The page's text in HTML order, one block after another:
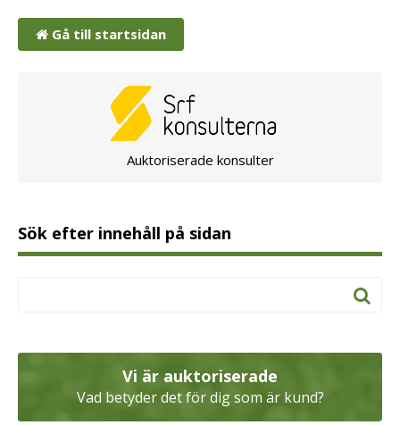
Gå till startsidan
Auktoriserade konsulter
Sök efter innehåll på sidan
Vi är auktoriserade
Vad betyder det för dig som är kund?